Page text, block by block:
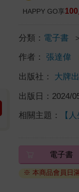
HAPPY GO享
分類： 電子書 ＞
作者： 張達偉
出版社： 大牌
出版日： 2024/
相關主題： 【
電子書
※ 本商品會員日